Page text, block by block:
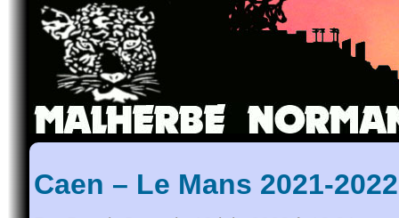
Caen – Le Mans 2021-2022